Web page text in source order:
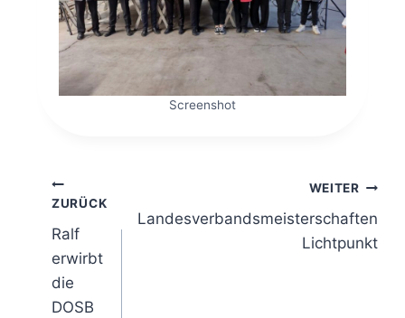
Screenshot
Beitragsnavigation
ZURÜCK
Ralf
erwirbt
die
DOSB
WEITER
Landesverbandsmeisterschaften
Lichtpunkt